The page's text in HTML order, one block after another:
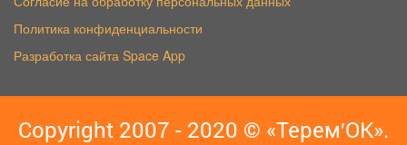
Политика конфиденциальности
Разработка сайта Space App
Copyright 2007 - 2020 © «Терем′ОК».